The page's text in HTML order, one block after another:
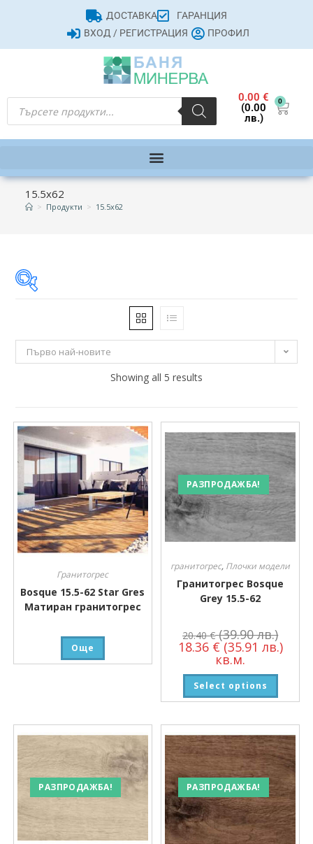
ДОСТАВКА
ГАРАНЦИЯ
ВХОД / РЕГИСТРАЦИЯ
ПРОФИЛ
0.00€
(0.00
лв.)
0
15.5x62
> Продукти > 15.5x62
18 € 19 €
19
Производител
Първо най-новите
Showing all 5 results
Гранитогрес
Bosque 15.5-62 Star Gres
Матиран гранитогрес
Още
РАЗПРОДАЖБА!
гранитогрес, Плочки модели
Гранитогрес Bosque
Grey 15.5-62
20.40€ (39.90 лв.)
18.36 € (35.91 лв.)
кв.м.
Select options
РАЗПРОДАЖБА! РАЗПРОДАЖБА!